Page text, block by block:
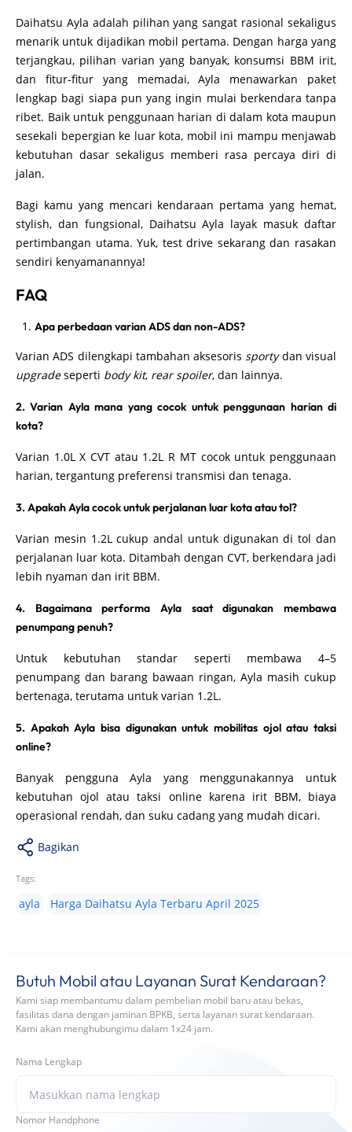
Daihatsu Ayla adalah pilihan yang sangat rasional sekaligus
menarik untuk dijadikan mobil pertama. Dengan harga yang
terjangkau, pilihan varian yang banyak, konsumsi BBM irit,
dan fitur-fitur yang memadai, Ayla menawarkan paket
lengkap bagi siapa pun yang ingin mulai berkendara tanpa
ribet. Baik untuk penggunaan harian di dalam kota maupun
sesekali bepergian ke luar kota, mobil ini mampu menjawab
kebutuhan dasar sekaligus memberi rasa percaya diri di
jalan.
Bagi kamu yang mencari kendaraan pertama yang hemat,
stylish, dan fungsional, Daihatsu Ayla layak masuk daftar
pertimbangan utama. Yuk, test drive sekarang dan rasakan
sendiri kenyamanannya!
FAQ
Apa perbedaan varian ADS dan non-ADS?
Varian ADS dilengkapi tambahan aksesoris sportydan visual
upgradeseperti body kit, rear spoiler, dan lainnya.
2. Varian Ayla mana yang cocok untuk penggunaan harian di
kota?
Varian 1.0L X CVT atau 1.2L R MT cocok untuk penggunaan
harian, tergantung preferensi transmisi dan tenaga.
3. Apakah Ayla cocok untuk perjalanan luar kota atau tol?
Varian mesin 1.2L cukup andal untuk digunakan di tol dan
perjalanan luar kota. Ditambah dengan CVT, berkendara jadi
lebih nyaman dan irit BBM.
4. Bagaimana performa Ayla saat digunakan membawa
penumpang penuh?
Untuk kebutuhan standar seperti membawa 4–5
penumpang dan barang bawaan ringan, Ayla masih cukup
bertenaga, terutama untuk varian 1.2L.
5. Apakah Ayla bisa digunakan untuk mobilitas ojol atau taksi
online?
Banyak pengguna Ayla yang menggunakannya untuk
kebutuhan ojol atau taksi online karena irit BBM, biaya
operasional rendah, dan suku cadang yang mudah dicari.
Bagikan
Tags:
ayla Harga Daihatsu Ayla Terbaru April 2025
Butuh Mobil atau Layanan Surat Kendaraan?
Kami siap membantumu dalam pembelian mobil baru atau bekas,
fasilitas dana dengan jaminan BPKB, serta layanan surat kendaraan.
Kami akan menghubungimu dalam 1x24 jam.
Nama Lengkap
Nomor Handphone